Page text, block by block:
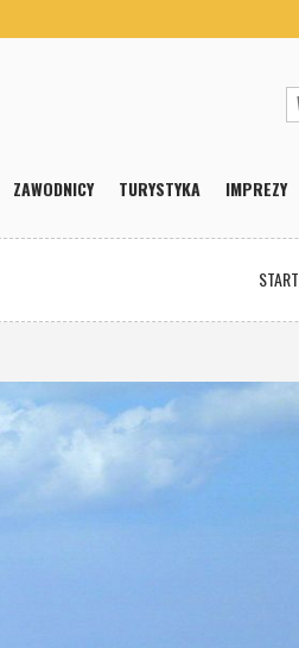
ZAWODNICY TURYSTYKA IMPREZY
START